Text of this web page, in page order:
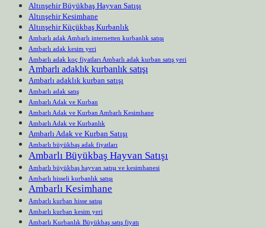
Altınşehir Büyükbaş Hayvan Satışı
Altınşehir Kesimhane
Altınşehir Küçükbaş Kurbanlık
Ambarlı adak Ambarlı internetten kurbanlık satışı
Ambarlı adak kesim yeri
Ambarlı adak koç fiyatları Ambarlı adak kurban satış yeri
Ambarlı adaklık kurbanlık satışı
Ambarlı adaklık kurban satışı
Ambarlı adak satış
Ambarlı Adak ve Kurban
Ambarlı Adak ve Kurban Ambarlı Kesimhane
Ambarlı Adak ve Kurbanlık
Ambarlı Adak ve Kurban Satışı
Ambarlı büyükbaş adak fiyatları
Ambarlı Büyükbaş Hayvan Satışı
Ambarlı büyükbaş hayvan satışı ve kesimhanesi
Ambarlı hisseli kurbanlık satışı
Ambarlı Kesimhane
Ambarlı kurban hisse satışı
Ambarlı kurban kesim yeri
Ambarlı Kurbanlık Büyükbaş satış fiyatı